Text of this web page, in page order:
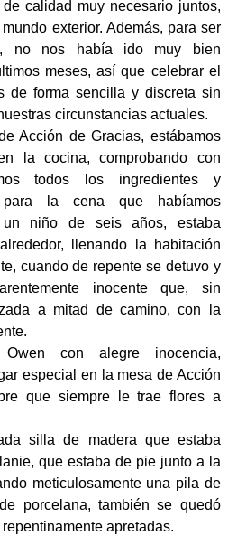
calidad muy necesario juntos,
exterior. Además, para ser
no nos había ido muy bien
meses, así que celebrar el
de forma sencilla y discreta sin
circunstancias actuales.
Acción de Gracias, estábamos
la cocina, comprobando con
todos los ingredientes y
para la cena que habíamos
un niño de seis años, estaba
llenando la habitación
cuando de repente se detuvo y
inocente que, sin
a mitad de camino, con la
Owen con alegre inocencia,
especial en la mesa de Acción
que siempre le trae flores a
silla de madera que estaba
que estaba de pie junto a la
meticulosamente una pila de
porcelana, también se quedó
apretadas.